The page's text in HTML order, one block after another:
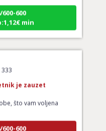
600
min
što vam voljena
600
min